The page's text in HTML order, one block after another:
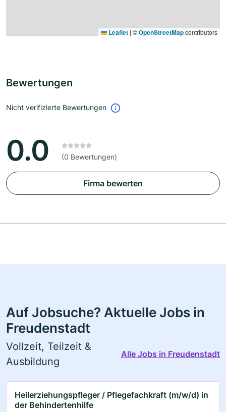
Leaflet | ©OpenStreetMapcontributors
Bewertungen
Nicht verifizierte Bewertungen
0.0 (0 Bewertungen)
Firma bewerten
Auf Jobsuche? Aktuelle Jobs in
Freudenstadt
Vollzeit, Teilzeit &
Ausbildung
Alle Jobs in Freudenstadt
Heilerziehungspfleger / Pflegefachkraft (m/w/d) in
der Behindertenhilfe